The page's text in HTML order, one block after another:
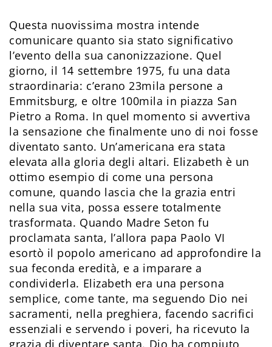
Questa nuovissima mostra intende
comunicare quanto sia stato significativo
l’evento della sua canonizzazione. Quel
giorno, il 14 settembre 1975, fu una data
straordinaria: c’erano 23mila persone a
Emmitsburg, e oltre 100mila in piazza San
Pietro a Roma. In quel momento si avvertiva
la sensazione che finalmente uno di noi fosse
diventato santo. Un’americana era stata
elevata alla gloria degli altari. Elizabeth è un
ottimo esempio di come una persona
comune, quando lascia che la grazia entri
nella sua vita, possa essere totalmente
trasformata. Quando Madre Seton fu
proclamata santa, l’allora papa Paolo VI
esortò il popolo americano ad approfondire la
sua feconda eredità, e a imparare a
condividerla. Elizabeth era una persona
semplice, come tante, ma seguendo Dio nei
sacramenti, nella preghiera, facendo sacrifici
essenziali e servendo i poveri, ha ricevuto la